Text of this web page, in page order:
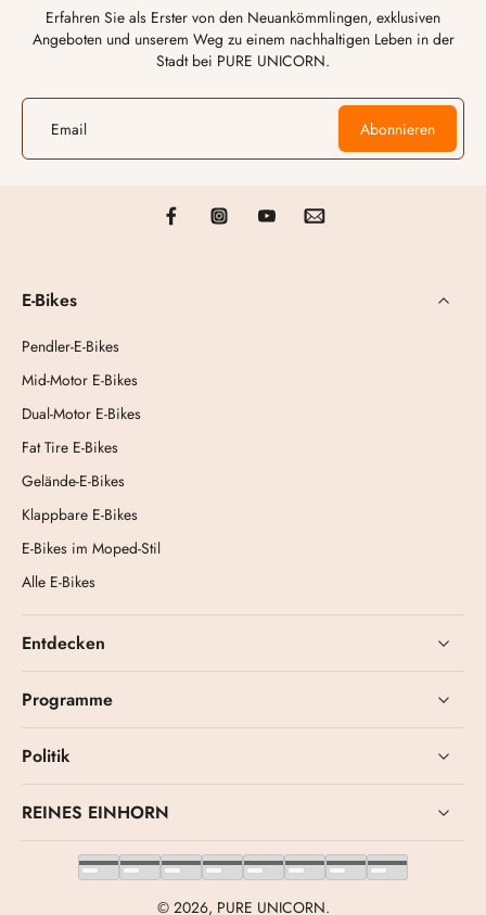
Erfahren Sie als Erster von den Neuankömmlingen, exklusiven
Angeboten und unserem Weg zu einem nachhaltigen Leben in der
Stadt bei PURE UNICORN.
Email Abonnieren
E-Bikes
Pendler-E-Bikes
Mid-Motor E-Bikes
Dual-Motor E-Bikes
Fat Tire E-Bikes
Gelände-E-Bikes
Klappbare E-Bikes
E-Bikes im Moped-Stil
Alle E-Bikes
Entdecken
Programme
Politik
REINES EINHORN
© 2026, PURE UNICORN.